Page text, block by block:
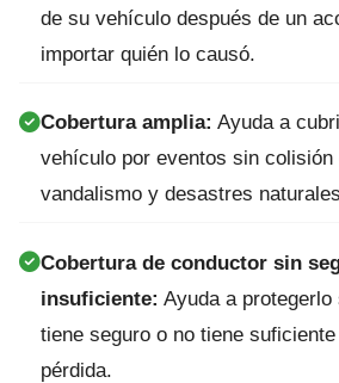
de su vehículo después de un
importar quién lo causó.
Cobertura amplia: Ayuda a
vehículo por eventos sin colisión
vandalismo y desastres
Cobertura de conductor sin
insuficiente: Ayuda a
tiene seguro o no tiene
pérdida.